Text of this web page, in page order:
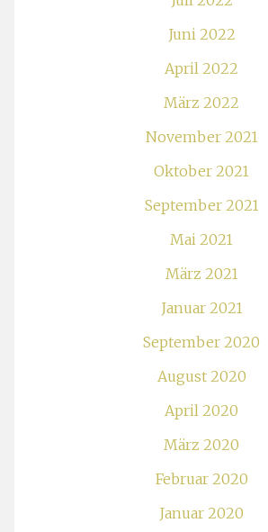
Juni 2022
April 2022
März 2022
November 2021
Oktober 2021
September 2021
Mai 2021
März 2021
Januar 2021
September 2020
August 2020
April 2020
März 2020
Februar 2020
Januar 2020